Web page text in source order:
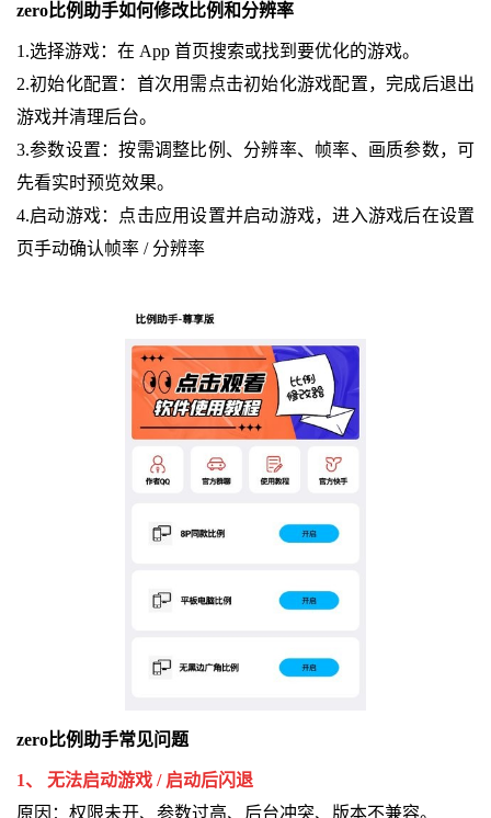
zero比例助手如何修改比例和分辨率
1.选择游戏：在 App 首页搜索或找到要优化的游戏。
2.初始化配置：首次用需点击初始化游戏配置，完成后退出
游戏并清理后台。
3.参数设置：按需调整比例、分辨率、帧率、画质参数，可
先看实时预览效果。
4.启动游戏：点击应用设置并启动游戏，进入游戏后在设置
页手动确认帧率 / 分辨率
zero比例助手常见问题
1、 无法启动游戏 / 启动后闪退
原因：权限未开、参数过高、后台冲突、版本不兼容。